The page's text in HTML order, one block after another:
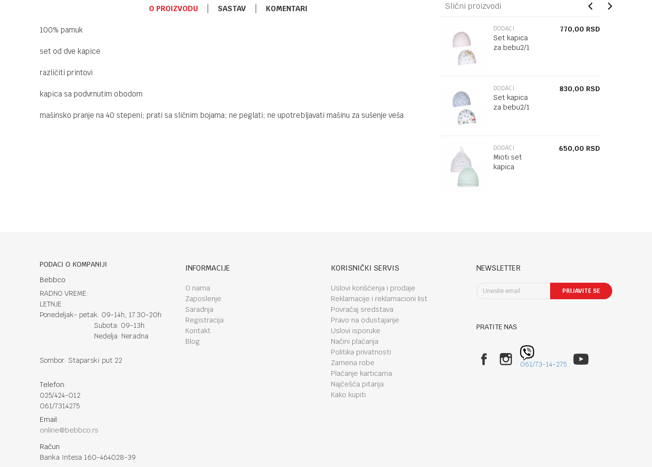
O PROIZVODU SASTAV KOMENTARI
100% pamuk
set od dve kapice
različiti printovi
kapica sa podvrnutim obodom
mašinsko pranje na 40 stepeni; prati sa sličnim bojama; ne peglati; ne upotrebljavati mašinu za sušenje veša
Slični proizvodi
Minoti
DODACI
Set kapica
za bebu2/1
770,00 RSD
DODACI
Set kapica
za bebu2/1
830,00 RSD
DODACI
Mioti set
kapica
650,00 RSD
PODACI O KOMPANIJI
Bebbco
RADNO VREME:
LETNJE:
Ponedeljak- petak: 09-14h, 17.30-20h
Subota: 09-13h
Nedelja: Neradna
Sombor: Staparski put 22
Telefon:
025/424-012
061/7314275
Email:
online@bebbco.rs
Račun
Banka Intesa 160-464028-39
INFORMACIJE
O nama
Zaposlenje
Saradnja
Registracija
Kontakt
Blog
KORISNIČKI SERVIS
Uslovi korišćenja i prodaje
Reklamacije i reklamacioni list
Povraćaj sredstava
Pravo na odustajanje
Uslovi isporuke
Načini plaćanja
Politika privatnosti
Zamena robe
Plaćanje karticama
Najčešća pitanja
Kako kupiti
NEWSLETTER
PRIJAVITE SE
PRATITE NAS
061/73-14-275